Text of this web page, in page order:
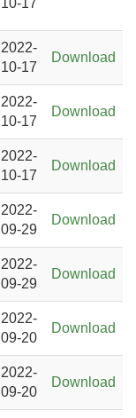
10-17
2022-
10-17
Download
2022-
10-17
Download
2022-
10-17
Download
2022-
09-29
Download
2022-
09-29
Download
2022-
09-20
Download
2022-
09-20
Download